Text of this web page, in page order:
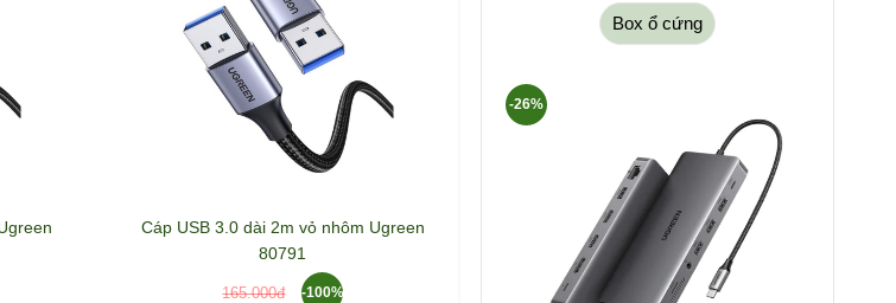
Cáp USB 3.0 dài 2m vỏ nhôm Ugreen
80791
165.000đ -100%
Box ổ cứng
-26%